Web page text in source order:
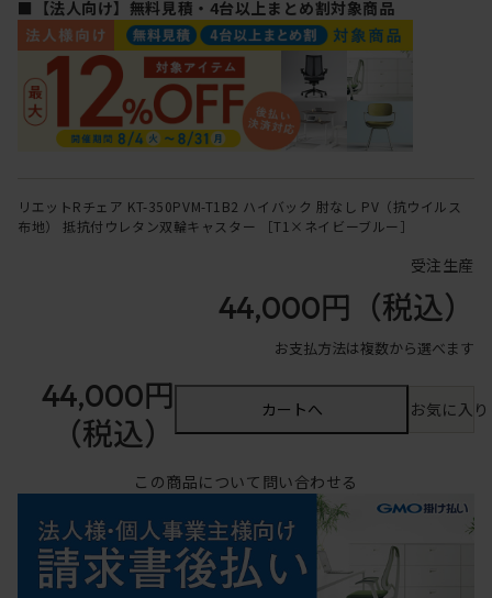
■【法人向け】無料見積・4台以上まとめ割対象商品
リエットRチェア KT-350PVM-T1B2 ハイバック 肘なし PV（抗ウイルス
布地） 抵抗付ウレタン双輪キャスター ［T1×ネイビーブルー］
受注生産
44,000円 （税込）
お支払方法は複数から選べます
44,000円
（税込）
カートへ お気に入
この商品について問い合わせる